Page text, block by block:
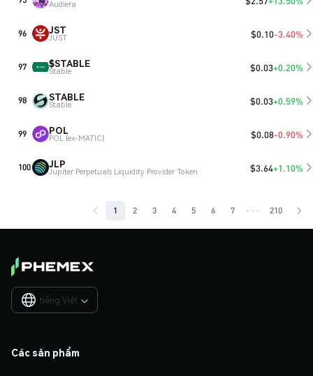
Audiera
96 JST
JUST $0.10-3.40%
97 $STABLE
​​Stable $0.03+0.20%
98 STABLE
Stable $0.03+0.59%
99 POL
POL (ex-MATIC) $0.08-0.90%
100 JLP
Jupiter Perpetuals Liquidity Provider Token $3.64+1.10%
1 2 3 4 5 6 7 ··· 210
tiếng Việt 
Các sản phẩm